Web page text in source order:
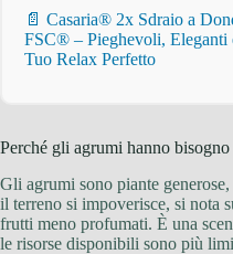
📄 Casaria® 2x Sdraio a
FSC® – Pieghevoli, Eleganti
Tuo Relax Perfetto
Perché gli agrumi hanno
Gli agrumi sono piante
il terreno si impoverisce, si nota
frutti meno profumati. È una
le risorse disponibili sono più